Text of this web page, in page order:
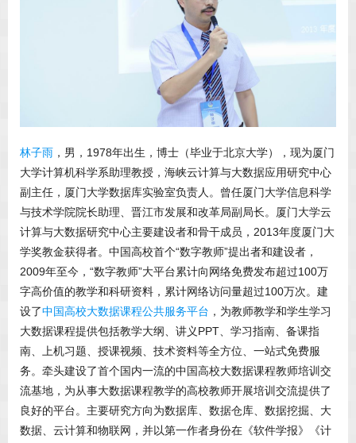
林子雨 ，男，1978年出生，博士（毕业于北京大学），现为厦门
大学计算机科学系助理教授，海峡云计算与大数据应用研究中心
副主任，厦门大学数据库实验室负责人。曾任厦门大学信息科学
与技术学院院长助理、晋江市发展和改革局副局长。厦门大学云
计算与大数据研究中心主要建设者和骨干成员，2013年度厦门大
学奖教金获得者。中国高校首个“数字教师”提出者和建设者，
2009年至今，“数字教师”大平台累计向网络免费发布超过100万
字高价值的教学和科研资料，累计网络访问量超过100万次。建
设了中国高校大数据课程公共服务平台 ，为教师教学和学生学习
大数据课程提供包括教学大纲、讲义PPT、学习指南、备课指
南、上机习题、授课视频、技术资料等全方位、一站式免费服
务。牵头建设了首个国内一流的中国高校大数据课程教师培训交
流基地，为从事大数据课程教学的高校教师开展培训交流提供了
良好的平台。主要研究方向为数据库、数据仓库、数据挖掘、大
数据、云计算和物联网，并以第一作者身份在《软件学报》《计